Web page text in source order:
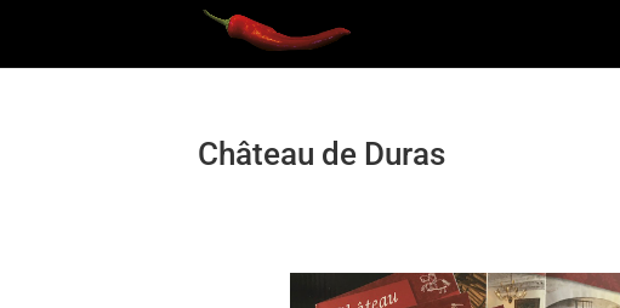
Château de Duras